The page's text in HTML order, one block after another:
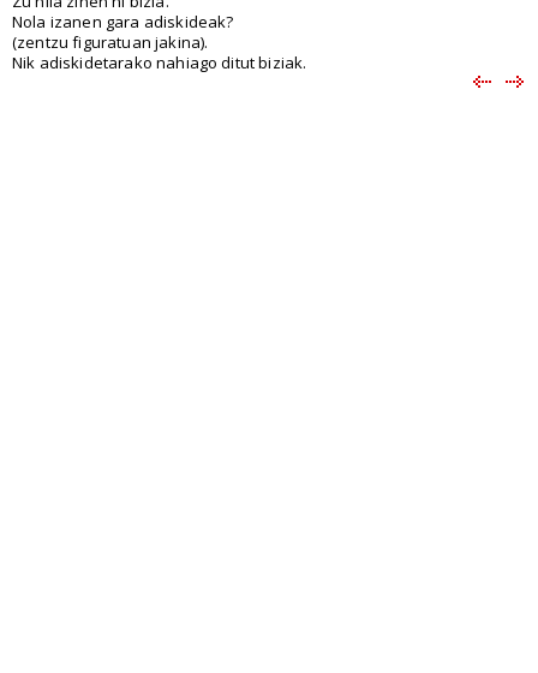
Nola izanen gara adiskideak?
(zentzu figuratuan jakina).
Nik adiskidetarako nahiago ditut biziak.